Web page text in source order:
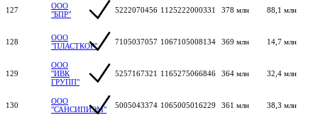
127
ООО
"БПР"
5222070456 1125222000331 378 млн 88,1 млн
128
ООО
"ПЛАСТКОР"
7105037057 1067105008134 369 млн 14,7 млн
129
ООО
"ИВК
ГРУПП"
5257167321 1165275066846 364 млн 32,4 млн
130
ООО
"САНСИПИЭМ"
5005043374 1065005016229 361 млн 38,3 млн